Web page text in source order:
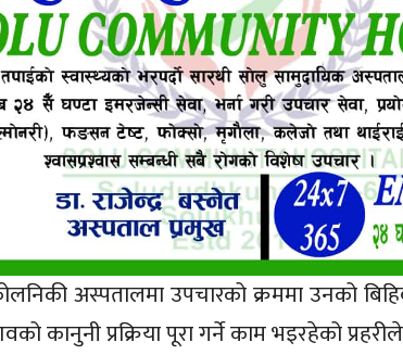
अस्पतालमा उपचारको क्रममा उनको
कानुनी प्रक्रिया पूरा गर्ने काम भइरहेको